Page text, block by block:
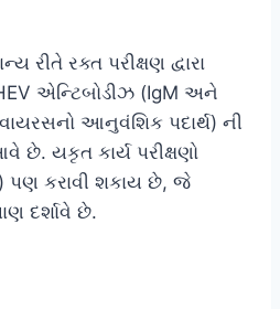
રીતે રક્ત પરીક્ષણ દ્વારા
એન્ટિબોડીઝ (IgM અને
આનુવંશિક પદાર્થ) ની
છે. યકૃત કાર્ય પરીક્ષણો
પણ કરાવી શકાય છે, જે
દર્શાવે છે.